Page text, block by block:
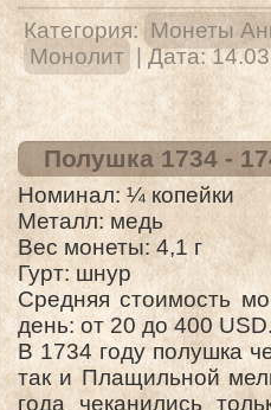
Категория: Монеты
Монолит
| Дата:
Полушка 1734 -
Номинал: ¼ копейки
Металл: медь
Вес монеты: 4,1 г
Гурт: шнур
Средняя стоимость
день: от 20 до 400
В 1734 году полушка
так и Плащильной
года чеканились